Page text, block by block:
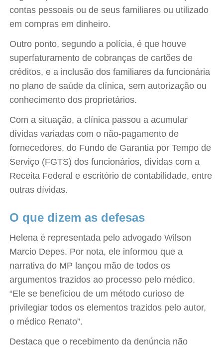
contas pessoais ou de seus familiares ou utilizado
em compras em dinheiro.
Outro ponto, segundo a polícia, é que houve
superfaturamento de cobranças de cartões de
créditos, e a inclusão dos familiares da funcionária
no plano de saúde da clínica, sem autorização ou
conhecimento dos proprietários.
Com a situação, a clínica passou a acumular
dívidas variadas com o não-pagamento de
fornecedores, do Fundo de Garantia por Tempo de
Serviço (FGTS) dos funcionários, dívidas com a
Receita Federal e escritório de contabilidade, entre
outras dívidas.
O que dizem as defesas
Helena é representada pelo advogado Wilson
Marcio Depes. Por nota, ele informou que a
narrativa do MP lançou mão de todos os
argumentos trazidos ao processo pelo médico.
“Ele se beneficiou de um método curioso de
privilegiar todos os elementos trazidos pelo autor,
o médico Renato”.
Destaca que o recebimento da denúncia não